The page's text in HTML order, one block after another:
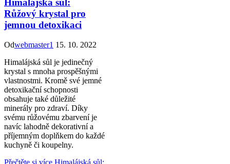
Himalájská sůl:
Růžový krystal pro
jemnou detoxikaci
Odwebmaster1 15. 10. 2022
Himalájská sůl je jedinečný
krystal s mnoha prospěšnými
vlastnostmi. Kromě své jemné
detoxikační schopnosti
obsahuje také důležité
minerály pro zdraví. Díky
svému růžovému zbarvení je
navíc lahodně dekorativní a
příjemným doplňkem do každé
kuchyně či koupelny.
Přečtěte si více Himalájská sůl: